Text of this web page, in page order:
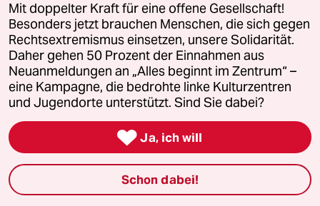
Le Monde diplomatique
taz Archiv
Mehr taz Angebote
Reisen
Mit doppelter Kraft für eine offene Gesellschaft!
Besonders jetzt brauchen Menschen, die sich gegen
Rechtsextremismus einsetzen, unsere Solidarität.
Daher gehen 50 Prozent der Einnahmen aus
Neuanmeldungen an „Alles beginnt im Zentrum“ –
eine Kampagne, die bedrohte linke Kulturzentren
und Jugendorte unterstützt. Sind Sie dabei?
 Ja, ich will
Schon dabei!